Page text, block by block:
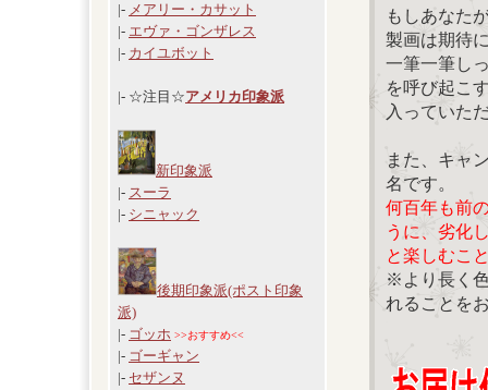
|- メアリー・カサット
|- エヴァ・ゴンザレス
|- カイユボット
|- ☆注目☆アメリカ印象派
新印象派
|- スーラ
|- シニャック
後期印象派(ポスト印象
派)
|- ゴッホ >>おすすめ<<
|- ゴーギャン
|- セザンヌ
もしあなた
製画は期待
一筆一筆し
を呼び起こ
入っていた
また、キャ
名です。
何百年も前
うに、劣化
と楽しむこ
※より長く
れることを